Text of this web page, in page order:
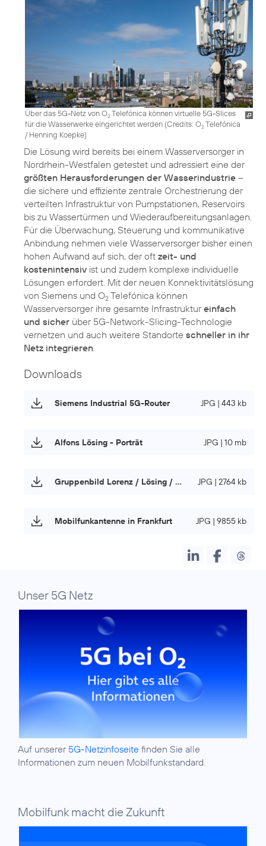
Über das 5G-Netz von O2Telefónica können virtuelle 5G-Slices
für die Wasserwerke eingerichtet werden (Credits: O2Telefónica
/ Henning Koepke)
Die Lösung wird bereits bei einem Wasserversorger in
Nordrhein-Westfalen getestet und adressiert eine der
größten Herausforderungen der Wasserindustrie –
die sichere und effiziente zentrale Orchestrierung der
verteilten Infrastruktur von Pumpstationen, Reservoirs
bis zu Wassertürmen und Wiederaufbereitungs­anlagen.
Für die Überwachung, Steuerung und kommunikative
Anbindung nehmen viele Wasserversorger bisher einen
hohen Aufwand auf sich, der oft zeit- und
kostenintensiv ist und zudem komplexe individuelle
Lösungen erfordert. Mit der neuen Konnektivitätslösung
von Siemens und O2 Telefónica können
Wasserversorger ihre gesamte Infrastruktureinfach
und sicher über 5G-Network-Slicing-Technologie
vernetzen und auch weitere Standorte schneller in ihr
Netz integrieren
Downloads
Siemens Industrial 5G-Router JPG | 443 kb
Alfons Lösing - Porträt JPG | 10 mb
Gruppenbild Lorenz / Lösing / Wegmann JPG | 2764 kb
Mobilfunkantenne in Frankfurt JPG | 9855 kb
Unser 5G Netz
Auf unserer 5G-Netzinfoseite finden Sie alle
Informationen zum neuen Mobilfunkstandard.
Mobilfunk macht die Zukunft